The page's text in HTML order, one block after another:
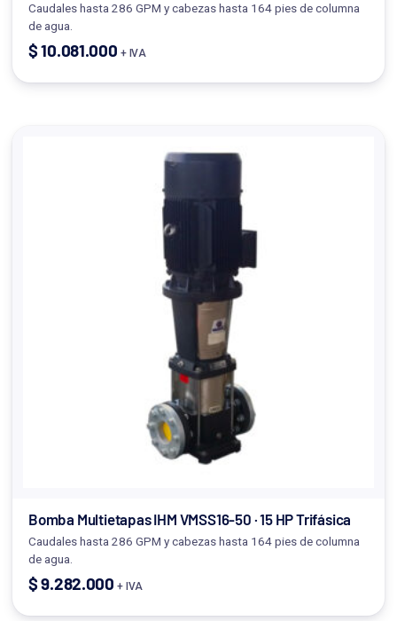
Caudales hasta 286 GPM y cabezas hasta 164 pies de columna
de agua.
$10.081.000 + IVA
Bomba Multietapas IHM VMSS16-50 · 15 HP Trifásica
Caudales hasta 286 GPM y cabezas hasta 164 pies de columna
de agua.
$9.282.000 + IVA